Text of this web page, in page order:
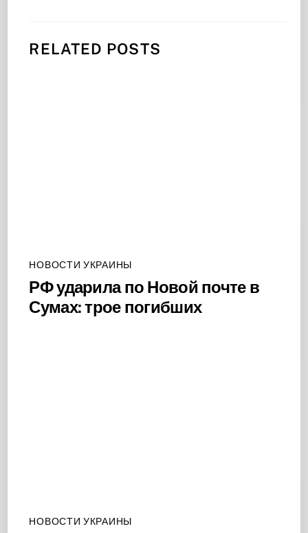
RELATED POSTS
НОВОСТИ УКРАИНЫ
РФ ударила по Новой почте в
Сумах: трое погибших
НОВОСТИ УКРАИНЫ